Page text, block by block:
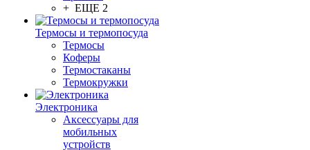
+ ЕЩЕ 2
Термосы и термопосуда
Термосы
Коферы
Термостаканы
Термокружки
Электроника
Аксессуары для
мобильных
устройств